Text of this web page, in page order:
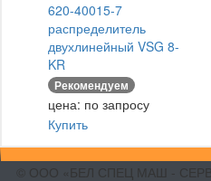
620-40015-7
распределитель
двухлинейный VSG 8-
KR
Рекомендуем
цена: по запросу
Купить
© ООО «БЕЛ СПЕЦ МАШ -